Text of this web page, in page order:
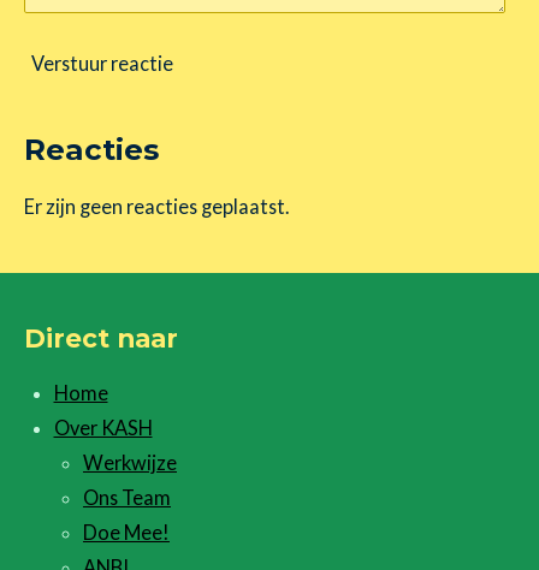
Verstuur reactie
Reacties
Er zijn geen reacties geplaatst.
Direct naar
Home
Over KASH
Werkwijze
Ons Team
Doe Mee!